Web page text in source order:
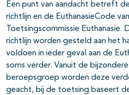
Verslaglegging en melding
levensbeëindiging
Nazorg voor nabestaanden na
levensbeëindiging
Specifieke patiëntengroepen
levensbeëindiging
Een punt van aandacht betreft
richtlijn en de EuthanasieCode
Toetsingscommissie Euthanasie.
richtlijn worden gesteld aan het
voldoen in ieder geval aan de
soms verder. Vanuit de
beroepsgroep worden deze
geacht, bij de toetsing baseert